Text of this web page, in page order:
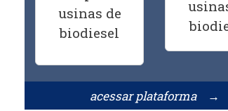
acessar plataforma →